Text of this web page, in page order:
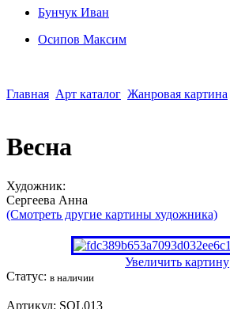
Бунчук Иван
Осипoв Максим
Главная Арт каталог Жанровая картина
Весна
Художник:
Сергеева Анна
(Смотреть другие картины художника)
Увеличить картину
Статус: в наличии
Артикул: SOL013